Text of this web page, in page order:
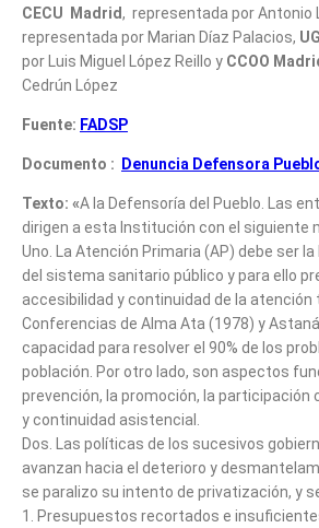
CECU
Madrid, representada por Antonio
representada por Marian Díaz Palacios,
por Luis Miguel López Reillo y CCOO
Cedrún López
Fuente: FADSP
Documento : Denuncia Defensora
Texto: «A la Defensoría del Pueblo. Las
dirigen a esta Institución con el siguiente
Uno. La Atención Primaria (AP) debe ser
del sistema sanitario público y para ello
accesibilidad y continuidad de la atención
Conferencias de Alma Ata (1978) y
capacidad para resolver el 90% de los
población. Por otro lado, son aspectos
prevención, la promoción, la participación
y continuidad asistencial.
Dos. Las políticas de los sucesivos
avanzan hacia el deterioro y
se paralizo su intento de privatización, y
1. Presupuestos recortados e